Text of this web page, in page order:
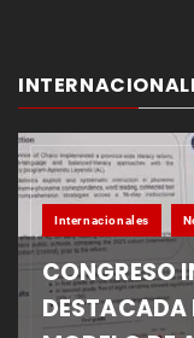
Internacionales
CONGRESO
DESTACADA